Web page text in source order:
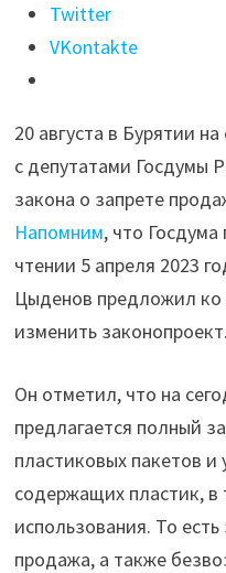
запрете
пластика
Байкале
готовят
ко
второму
чтению"
Twitter
VKontakte
20 августа в Бурятии
с депутатами Госдумы
закона о запрете
Напомним, что
чтении 5 апреля 2023
Цыденов предложил ко
изменить законопроект.
Он отметил, что на
предлагается полный
пластиковых пакетов
содержащих пластик, в
использования. То
продажа, а также